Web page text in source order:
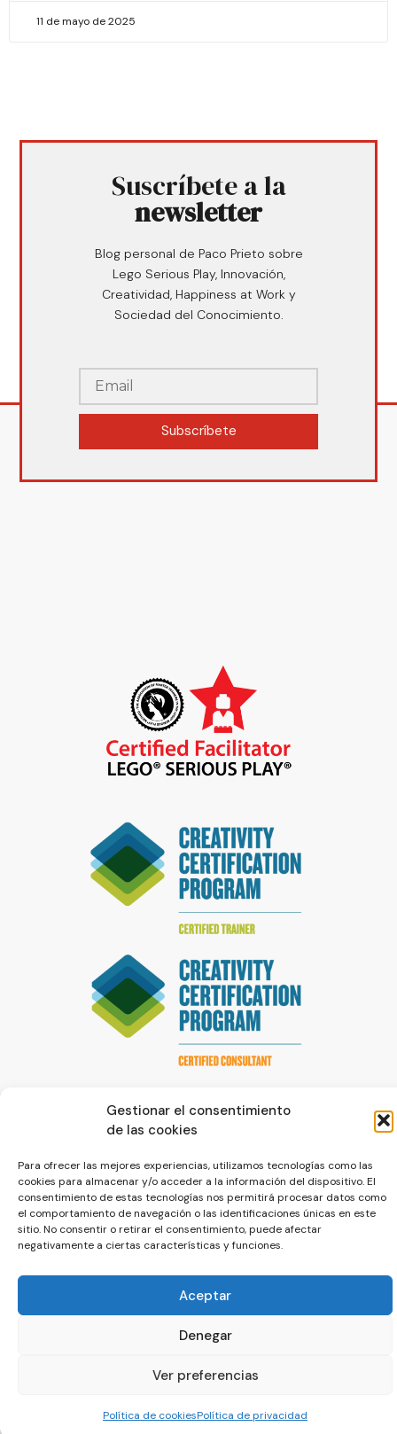
Gestionar el consentimiento
de las cookies
Para ofrecer las mejores experiencias, utilizamos tecnologías como las
cookies para almacenar y/o acceder a la información del dispositivo. El
consentimiento de estas tecnologías nos permitirá procesar datos como
el comportamiento de navegación o las identificaciones únicas en este
sitio. No consentir o retirar el consentimiento, puede afectar
negativamente a ciertas características y funciones.
Aceptar
Denegar
Ver preferencias
Política de cookiesPolítica de privacidad
11 de mayo de 2025
Suscríbete a la
newsletter
Blog personal de Paco Prieto sobre
Lego Serious Play, Innovación,
Creatividad, Happiness at Work y
Sociedad del Conocimiento.
Subscríbete
© La Servilleta - El Blog de Paco Prieto
Política de cookiesPolítica de privacidad